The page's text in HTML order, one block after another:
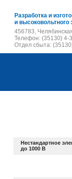
Разработка и
и высоковольтного
456783,
Телефон: (35130) 4-
Отдел сбыта:
Нестандартное
до 1000 В